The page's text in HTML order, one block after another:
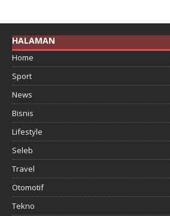
HALAMAN
Home
Sport
News
Bisnis
Lifestyle
Seleb
Travel
Otomotif
Tekno